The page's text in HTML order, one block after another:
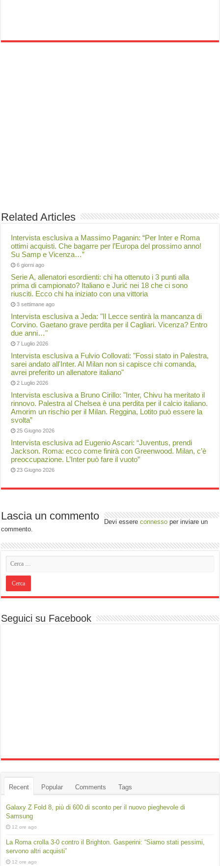
Related Articles
Intervista esclusiva a Massimo Paganin: “Per Inter e Roma
ottimi acquisti. Che bagarre per l’Europa del prossimo anno!
Su Samp e Vicenza…”
6 giorni ago
Serie A, allenatori esordienti: chi ha ottenuto i 3 punti alla
prima di campionato? Italiano e Jurić nei 18 che ci sono
riusciti. Ecco chi ha iniziato con una vittoria
3 settimane ago
Intervista esclusiva a Jeda: "Il Lecce sentirà la mancanza di
Corvino. Gaetano grave perdita per il Cagliari. Vicenza? Entro
due anni…"
7 Luglio 2026
Intervista esclusiva a Fulvio Collovati: "Fossi stato in Palestra,
sarei andato all'Inter. Al Milan non si capisce chi comanda,
avrei preferito un allenatore italiano"
2 Luglio 2026
Intervista esclusiva a Bruno Cirillo: "Inter, Chivu ha meritato il
rinnovo. Palestra al Chelsea è una perdita per il calcio italiano.
Amorim un rischio per il Milan. Reggina, Lotito può essere la
svolta”
25 Giugno 2026
Intervista esclusiva ad Eugenio Ascari: “Juventus, prendi
Jackson. Roma: ecco come finirà con Greenwood. Milan, c’è
preoccupazione. L’Inter può fare il vuoto”
23 Giugno 2026
Lascia un commento Devi essereconnesso per inviare un
commento.
Seguici su Facebook
Recent Popular Comments Tags
Galaxy Z Fold 8, più di 600 di sconto per il nuovo pieghevole di
Samsung
12 ore ago
La Roma crolla 3-0 contro il Brighton. Gasperini: “Siamo stati pessimi,
servono altri acquisti”
12 ore ago